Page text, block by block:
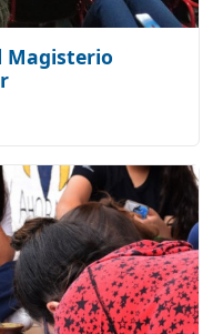
Magisterio